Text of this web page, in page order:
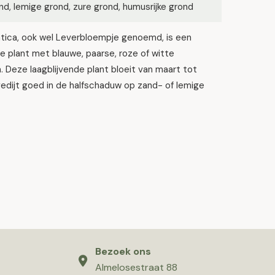
lemige grond, zure grond, humusrijke grond
ook wel Leverbloempje genoemd, is een
plant met blauwe, paarse, roze of witte
Deze laagblijvende plant bloeit van maart tot
goed in de halfschaduw op zand- of lemige
Bezoek ons
Almelosestraat 88